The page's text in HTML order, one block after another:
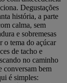
Degustações
história, a parte
calma, sem
e sobremesas
o tema do açúcar
de tacho e
no caminho
conversam bem
é simples: